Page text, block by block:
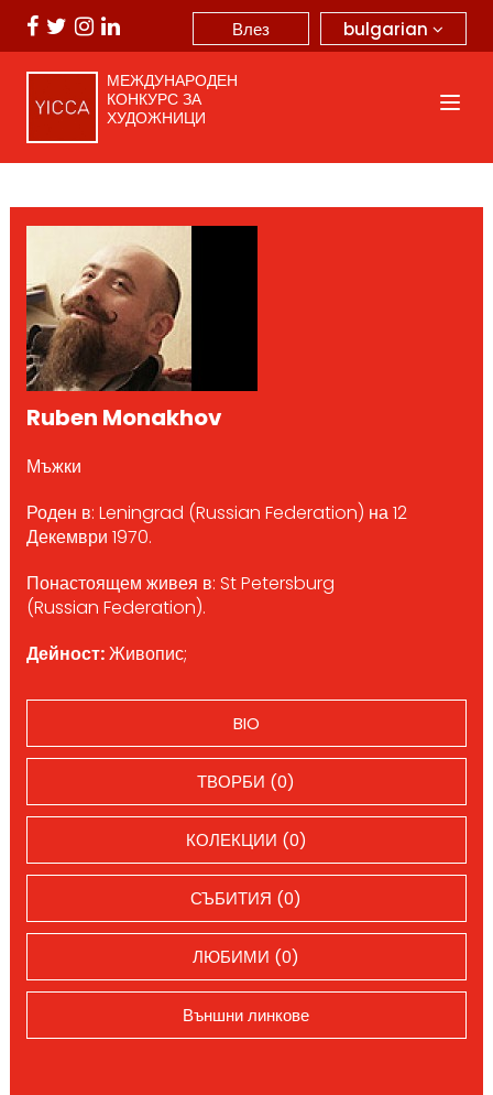
bulgarian
Влез
МЕЖДУНАРОДЕН
КОНКУРС ЗА
ХУДОЖНИЦИ
Ruben Monakhov
Мъжки
Роден в: Leningrad (Russian Federation) на 12
Декември 1970.
Понастоящем живея в: St Petersburg
(Russian Federation).
Дейност:Живопис;
BIO
ТВОРБИ (0)
КОЛЕКЦИИ (0)
СЪБИТИЯ (0)
ЛЮБИМИ (0)
Външни линкове